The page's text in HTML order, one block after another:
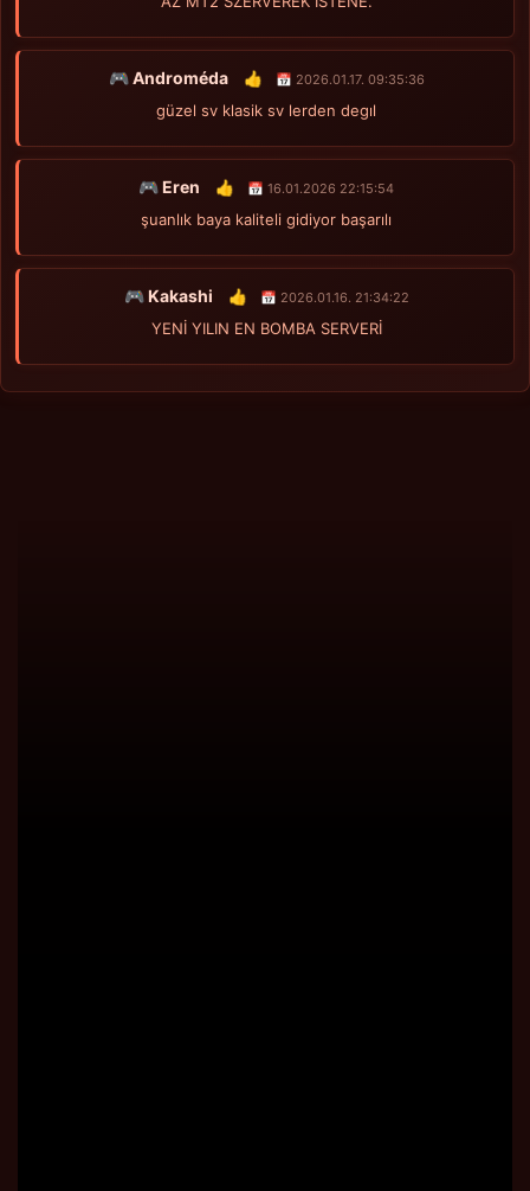
🎮 Androméda 👍 📅 2026.01.17. 09:35:36
güzel sv klasik sv lerden degıl
🎮 Eren 👍 📅 16.01.2026 22:15:54
şuanlık baya kaliteli gidiyor başarılı
🎮 Kakashi 👍 📅 2026.01.16. 21:34:22
YENİ YILIN EN BOMBA SERVERİ